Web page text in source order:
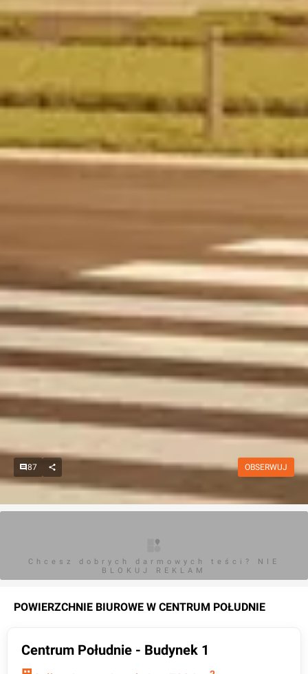
87 OBSERWUJ
Chcesz dobrych darmowych teści? NIE
BLOKUJ REKLAM
POWIERZCHNIE BIUROWE W CENTRUM POŁUDNIE
Centrum Południe - Budynek 1